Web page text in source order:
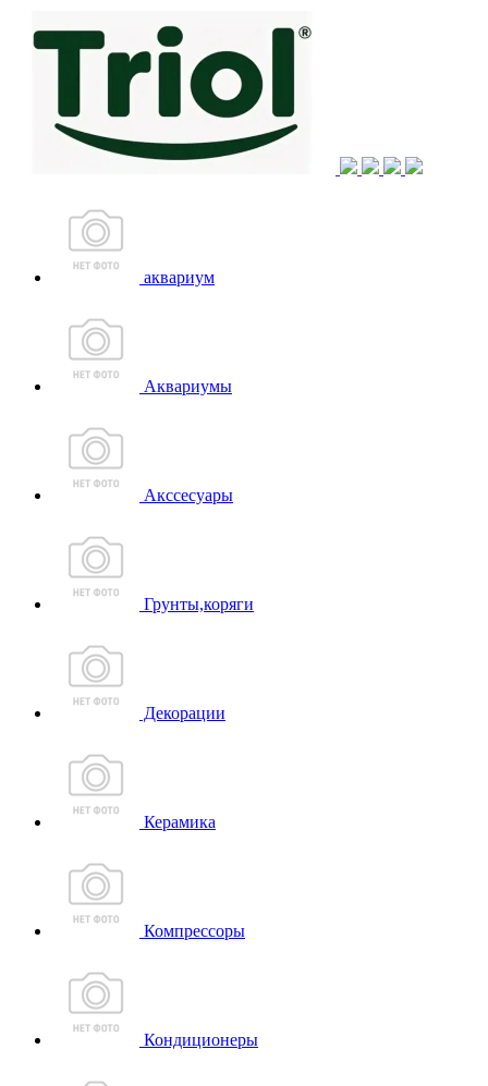
аквариум
Аквариумы
Акссесуары
Грунты,коряги
Декорации
Керамика
Компрессоры
Кондиционеры